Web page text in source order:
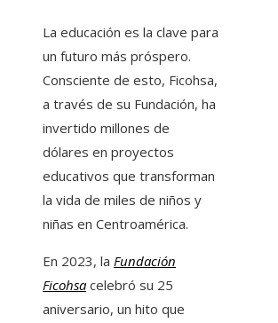
La educación es la clave para
un futuro más próspero.
Consciente de esto, Ficohsa,
a través de su Fundación, ha
invertido millones de
dólares en proyectos
educativos que transforman
la vida de miles de niños y
niñas en Centroamérica.
En 2023, la Fundación
Ficohsa celebró su 25
aniversario, un hito que